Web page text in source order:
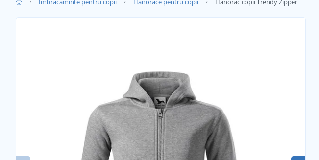
Îmbrăcăminte pentru copii Hanorace pentru copii Hanorac copii Trendy Zipper